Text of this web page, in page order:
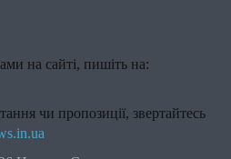
на сайті, пишіть на:
чи пропозиції, звертайтесь